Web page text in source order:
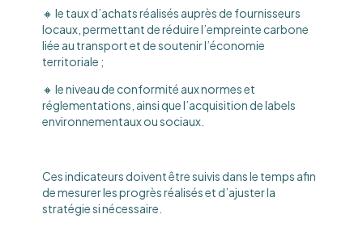
🔸 le taux d’achats réalisés auprès de fournisseurs
locaux, permettant de réduire l’empreinte carbone
liée au transport et de soutenir l’économie
territoriale ;
🔸 le niveau de conformité aux normes et
réglementations, ainsi que l’acquisition de labels
environnementaux ou sociaux.
Ces indicateurs doivent être suivis dans le temps afin
de mesurer les progrès réalisés et d’ajuster la
stratégie si nécessaire.